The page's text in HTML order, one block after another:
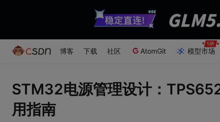
博客 下载 社区 AtomGit 模型市场
STM32电源管理设计：
用指南